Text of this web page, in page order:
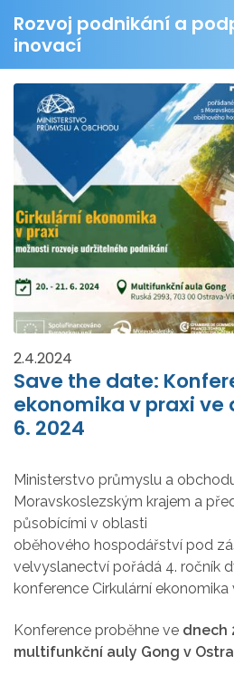
Rozvoj podnikání a
inovací
2.4.2024
Save the date:
ekonomika v praxi ve
6. 2024
Ministerstvo průmyslu a
Moravskoslezským krajem a
působícími v oblasti
oběhového hospodářství pod
velvyslanectví pořádá 4. ročník
konference Cirkulární ekonomika
Konference proběhne ve dnech
multifunkční auly Gong v